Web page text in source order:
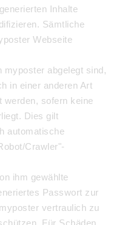
Inhalte
Sämtliche
Webseite
myposter abgelegt sind,
in einer anderen Art
werden, sofern keine
Dies gilt
automatische
Crawler"-
ihm gewählte
Passwort zur
vertraulich zu
Für Schäden